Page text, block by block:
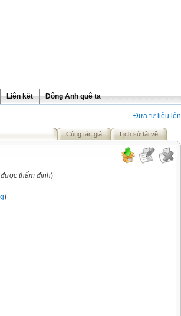
Liên kết Đông Anh quê ta
Đưa tư liệu lên
Cùng tác giả Lịch sử tải về
thẩm định)
)